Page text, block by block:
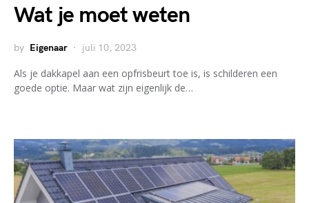
Wat je moet weten
by Eigenaar juli 10, 2023
Als je dakkapel aan een opfrisbeurt toe is, is schilderen een
goede optie. Maar wat zijn eigenlijk de…